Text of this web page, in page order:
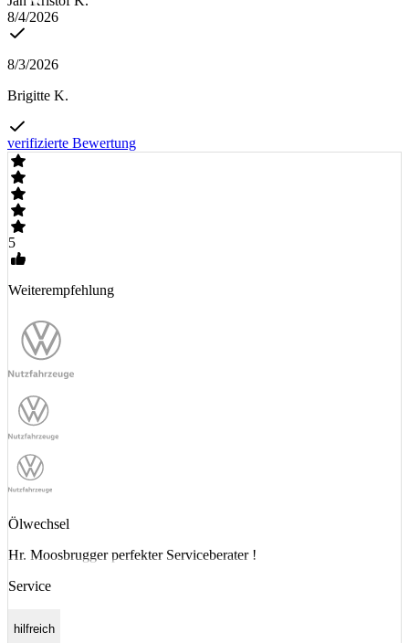
8/4/2026
8/3/2026
Brigitte K.
verifizierte Bewertung
5
Weiterempfehlung
Ölwechsel
Hr. Moosbrugger perfekter Serviceberater !
Service
hilfreich